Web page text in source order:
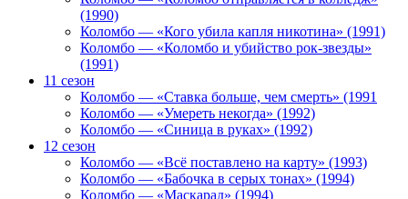
(1990)
Коломбо — «Кого убила капля никотина» (1991)
Коломбо — «Коломбо и убийство рок-звезды»
(1991)
11 сезон
Коломбо — «Ставка больше, чем смерть» (1991
Коломбо — «Умереть некогда» (1992)
Коломбо — «Синица в руках» (1992)
12 сезон
Коломбо — «Всё поставлено на карту» (1993)
Коломбо — «Бабочка в серых тонах» (1994)
Коломбо — «Маскарад» (1994)